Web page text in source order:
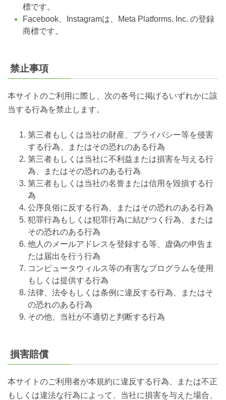
標です。
Facebook、Instagramは、Meta Platforms, Inc. の登録
商標です。
禁止事項
本サイトのご利用に際し、次の各号に掲げるいずれかに該
当する行為を禁止します。
第三者もしくは当社の財産、プライバシー等を侵害
する行為、またはその恐れのある行為
第三者もしくは当社に不利益または損害を与える行
為、またはその恐れのある行為
第三者もしくは当社の名誉または信用を毀損する行
為
公序良俗に反する行為、またはその恐れのある行為
犯罪行為もしくは犯罪行為に結びつく行為、または
その恐れのある行為
他人のメールアドレスを登録する等、虚偽の申告ま
たは届出を行う行為
コンピュータウィルス等の有害なプログラムを使用
もしくは提供する行為
法律、法令もしくは条例に違反する行為、またはそ
の恐れのある行為
その他、当社が不適切と判断する行為
損害賠償
本サイトのご利用者が本規約に違反する行為、または不正
もしくは違法な行為によって、当社に損害を与えた場合、